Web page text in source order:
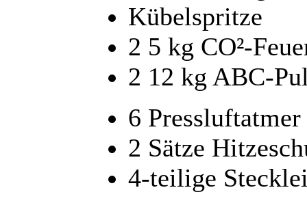
Kübelspritze
2 5 kg CO²-
2 12 kg ABC-
6
2 Sätze
4-teilige